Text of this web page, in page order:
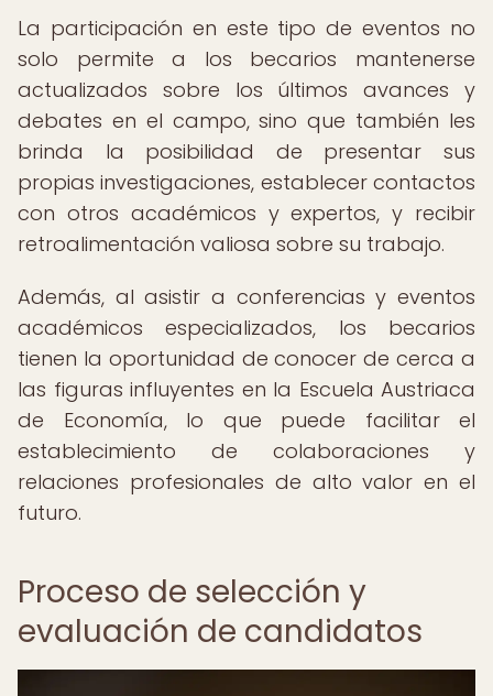
La participación en este tipo de eventos no
solo permite a los becarios mantenerse
actualizados sobre los últimos avances y
debates en el campo, sino que también les
brinda la posibilidad de presentar sus
propias investigaciones, establecer contactos
con otros académicos y expertos, y recibir
retroalimentación valiosa sobre su trabajo.
Además, al asistir a conferencias y eventos
académicos especializados, los becarios
tienen la oportunidad de conocer de cerca a
las figuras influyentes en la Escuela Austriaca
de Economía, lo que puede facilitar el
establecimiento de colaboraciones y
relaciones profesionales de alto valor en el
futuro.
Proceso de selección y
evaluación de candidatos